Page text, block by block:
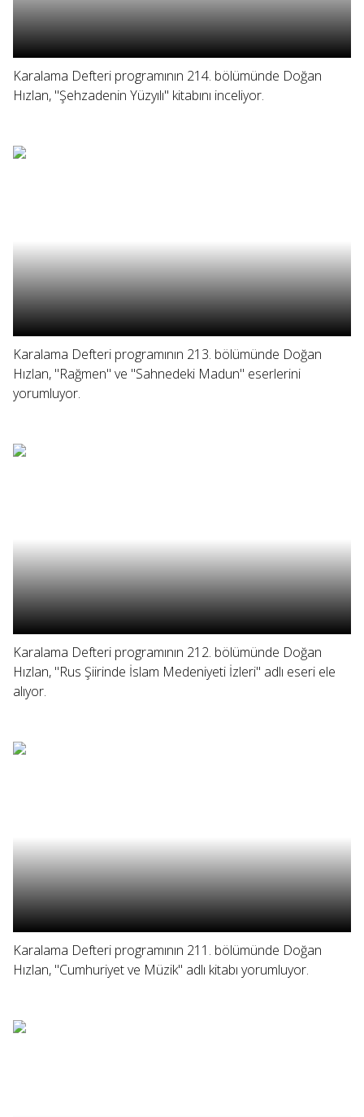
Karalama Defteri programının 214. bölümünde Doğan
Hızlan, "Şehzadenin Yüzyılı" kitabını inceliyor.
Karalama Defteri programının 213. bölümünde Doğan
Hızlan, "Rağmen" ve "Sahnedeki Madun" eserlerini
yorumluyor.
Karalama Defteri programının 212. bölümünde Doğan
Hızlan, "Rus Şiirinde İslam Medeniyeti İzleri" adlı eseri ele
alıyor.
Karalama Defteri programının 211. bölümünde Doğan
Hızlan, "Cumhuriyet ve Müzik" adlı kitabı yorumluyor.